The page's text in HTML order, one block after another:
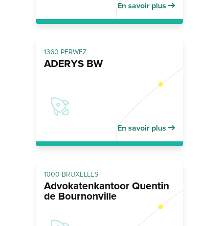
En savoir plus
1360 PERWEZ
ADERYS BW
En savoir plus
1000 BRUXELLES
Advokatenkantoor Quentin
de Bournonville